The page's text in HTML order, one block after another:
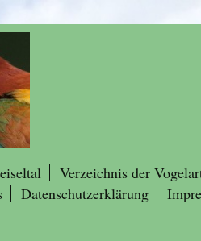
Verzeichnis der
Datenschutzerklärung